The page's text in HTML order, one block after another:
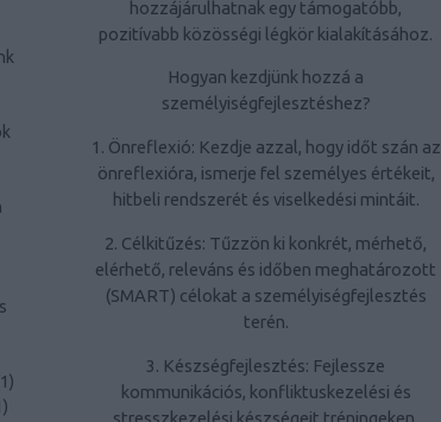
1)
)
hozzájárulhatnak egy támogatóbb,
pozitívabb közösségi légkör kialakításához.
Hogyan kezdjünk hozzá a
személyiségfejlesztéshez?
1. Önreflexió: Kezdje azzal, hogy időt szán az
önreflexióra, ismerje fel személyes értékeit,
hitbeli rendszerét és viselkedési mintáit.
2. Célkitűzés: Tűzzön ki konkrét, mérhető,
elérhető, releváns és időben meghatározott
(SMART) célokat a személyiségfejlesztés
terén.
3. Készségfejlesztés: Fejlessze
kommunikációs, konfliktuskezelési és
stresszkezelési készségeit tréningeken,